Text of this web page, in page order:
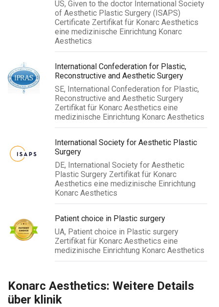
US, Given to the doctor International Society
of Aesthetic Plastic Surgery (ISAPS)
Сertificate Zertifikat für Konarc Aesthetics
eine medizinische Einrichtung Konarc
Aesthetics
International Confederation for Plastic,
Reconstructive and Aesthetic Surgery
SE, International Confederation for Plastic,
Reconstructive and Aesthetic Surgery
Zertifikat für Konarc Aesthetics eine
medizinische Einrichtung Konarc Aesthetics
International Society for Aesthetic Plastic
Surgery
DE, International Society for Aesthetic
Plastic Surgery Zertifikat für Konarc
Aesthetics eine medizinische Einrichtung
Konarc Aesthetics
Patient choice in Plastic surgery
UA, Patient choice in Plastic surgery
Zertifikat für Konarc Aesthetics eine
medizinische Einrichtung Konarc Aesthetics
Konarc Aesthetics: Weitere Details
über klinik